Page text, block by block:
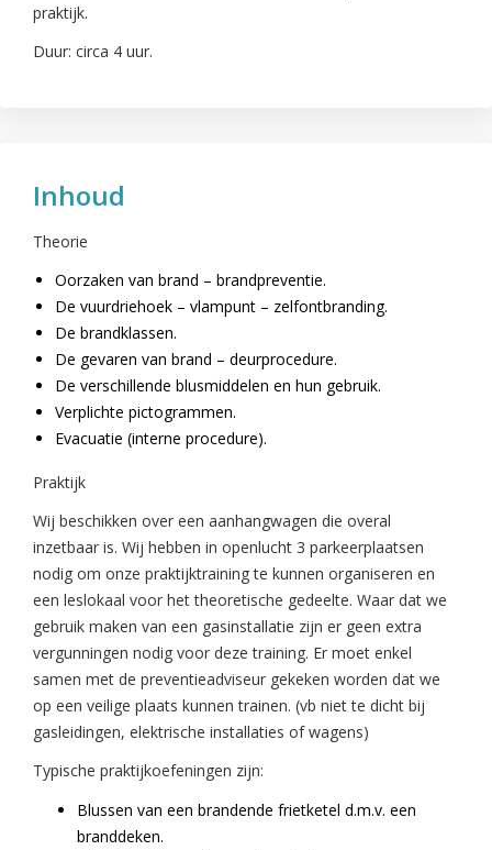
praktijk.
Duur: circa 4 uur.
Inhoud
Theorie
Oorzaken van brand – brandpreventie.
De vuurdriehoek – vlampunt – zelfontbranding.
De brandklassen.
De gevaren van brand – deurprocedure.
De verschillende blusmiddelen en hun gebruik.
Verplichte pictogrammen.
Evacuatie (interne procedure).
Praktijk
Wij beschikken over een aanhangwagen die overal
inzetbaar is. Wij hebben in openlucht 3 parkeerplaatsen
nodig om onze praktijktraining te kunnen organiseren en
een leslokaal voor het theoretische gedeelte. Waar dat we
gebruik maken van een gasinstallatie zijn er geen extra
vergunningen nodig voor deze training. Er moet enkel
samen met de preventieadviseur gekeken worden dat we
op een veilige plaats kunnen trainen. (vb niet te dicht bij
gasleidingen, elektrische installaties of wagens)
Typische praktijkoefeningen zijn:
Blussen van een brandende frietketel d.m.v. een
branddeken.